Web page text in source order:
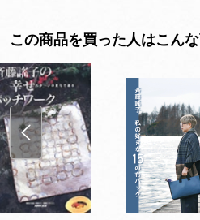
この商品を買った人はこん